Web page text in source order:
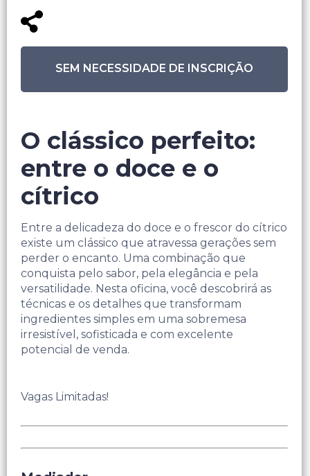
SEM NECESSIDADE DE INSCRIÇÃO
O clássico perfeito:
entre o doce e o
cítrico
Entre a delicadeza do doce e o frescor do cítrico
existe um clássico que atravessa gerações sem
perder o encanto. Uma combinação que
conquista pelo sabor, pela elegância e pela
versatilidade. Nesta oficina, você descobrirá as
técnicas e os detalhes que transformam
ingredientes simples em uma sobremesa
irresistível, sofisticada e com excelente
potencial de venda.
Vagas Limitadas!